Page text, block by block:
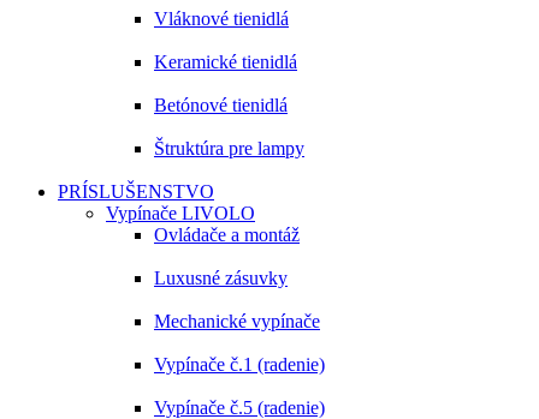
Vláknové tienidlá
Keramické tienidlá
Betónové tienidlá
Štruktúra pre lampy
PRÍSLUŠENSTVO
Vypínače LIVOLO
Ovládače a montáž
Luxusné zásuvky
Mechanické vypínače
Vypínače č.1 (radenie)
Vypínače č.5 (radenie)